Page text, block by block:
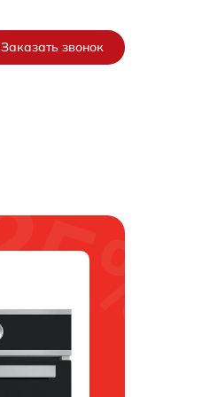
Заказать звонок